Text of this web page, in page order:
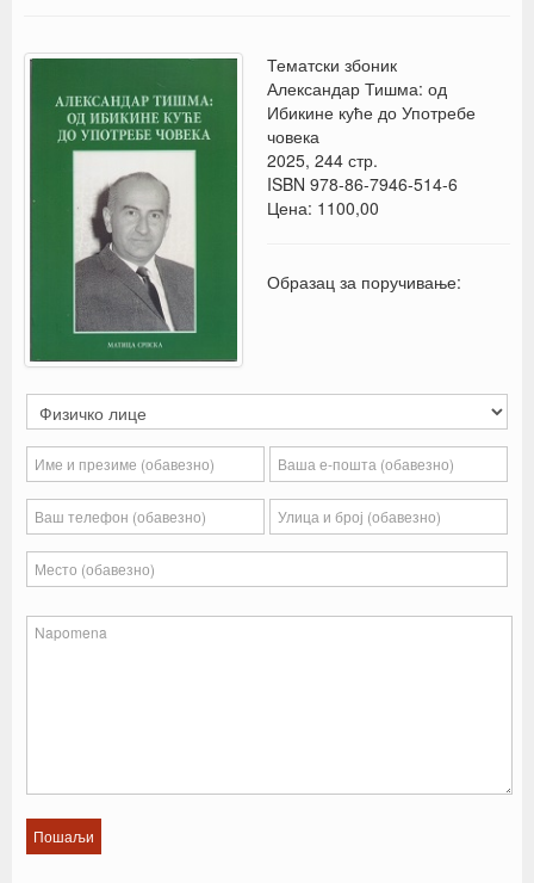
Тематски збоник
Александар Тишма: од
Ибикине куће до Употребе
човека
2025, 244 стр.
ISBN 978-86-7946-514-6
Цена: 1100,00
Образац за поручивање: